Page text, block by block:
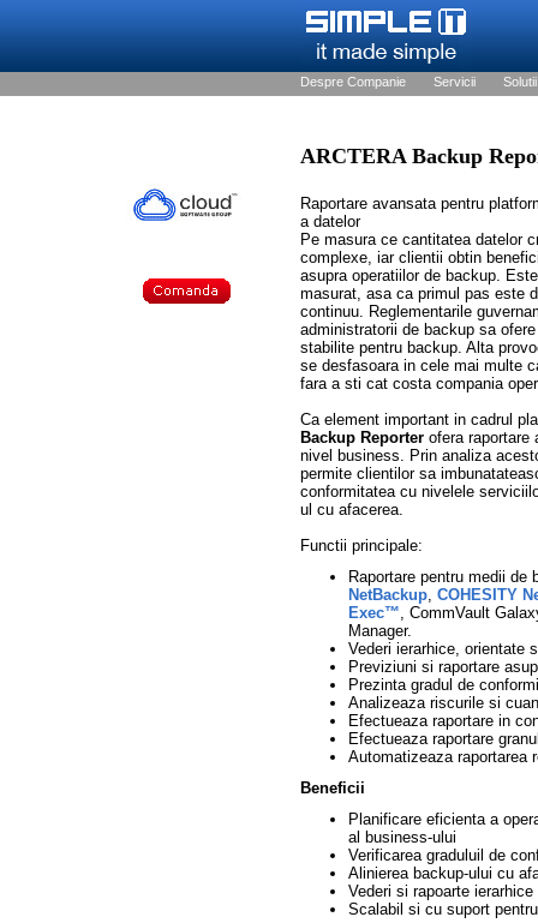
Despre Companie Servicii Solutii
ARCTERA Backup
Raportare avansata pentru
a datelor
Pe masura ce cantitatea datelor
complexe, iar clientii obtin
asupra operatiilor de backup.
masurat, asa ca primul pas este
continuu. Reglementarile
administratorii de backup sa
stabilite pentru backup. Alta
se desfasoara in cele mai multe
fara a sti cat costa compania
Ca element important in cadrul
Backup Reporter ofera raportare
nivel business. Prin analiza
permite clientilor sa
conformitatea cu nivelele
ul cu afacerea.
Functii principale:
Raportare pentru medii
NetBackup, COHESITY
Exec™, CommVault
Manager.
Vederi ierarhice, orientate
Previziuni si raportare
Prezinta gradul de
Analizeaza riscurile si
Efectueaza raportare in
Efectueaza raportare
Automatizeaza raportarea
Beneficii
Planificare eficienta a
al business-ului
Verificarea graduluil de
Alinierea backup-ului cu
Vederi si rapoarte
Scalabil si cu suport